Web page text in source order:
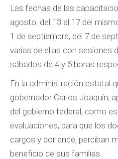
Las fechas de las
agosto, del 13 al 17 del
1 de septiembre, del 7 de
varias de ellas con sesiones
sábados de 4 y 6 horas
En la administración estatal
gobernador Carlos Joaquín,
del gobierno federal, como
evaluaciones, para que los
cargos y por ende, perciban
beneficio de sus familias.